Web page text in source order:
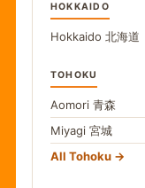
HOKKAIDO
Hokkaido 北海道
TOHOKU
Aomori 青森
Miyagi 宮城
All Tohoku